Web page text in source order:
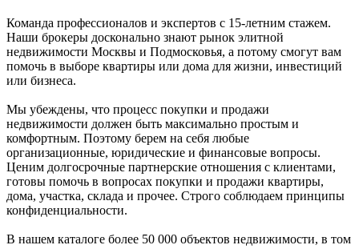
Команда профессионалов и экспертов с 15-летним стажем.
Наши брокеры досконально знают рынок элитной
недвижимости Москвы и Подмосковья, а потому смогут вам
помочь в выборе квартиры или дома для жизни, инвестиций
или бизнеса.
Мы убеждены, что процесс покупки и продажи
недвижимости должен быть максимально простым и
комфортным. Поэтому берем на себя любые
организационные, юридические и финансовые вопросы.
Ценим долгосрочные партнерские отношения с клиентами,
готовы помочь в вопросах покупки и продажи квартиры,
дома, участка, склада и прочее. Строго соблюдаем принципы
конфиденциальности.
В нашем каталоге более 50 000 объектов недвижимости, в том